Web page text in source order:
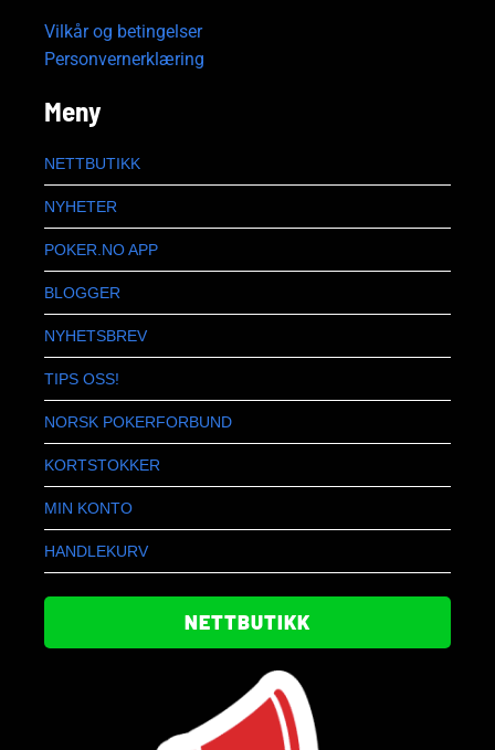
Vilkår og betingelser
Personvernerklæring
Meny
NETTBUTIKK
NYHETER
POKER.NO APP
BLOGGER
NYHETSBREV
TIPS OSS!
NORSK POKERFORBUND
KORTSTOKKER
MIN KONTO
HANDLEKURV
NETTBUTIKK